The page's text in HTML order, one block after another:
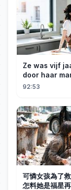
Ze was vijf
door haar
behandeld;
kok was
op zoek was.
onthulde ze
die schoft
comeback
Comeback
92:53
可憐女孩為了
怎料她是福星